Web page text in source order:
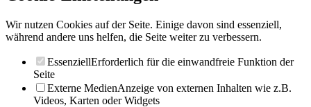
Wir nutzen Cookies auf der Seite. Einige davon sind essenziell,
während andere uns helfen, die Seite weiter zu verbessern.
EssenziellErforderlich für die einwandfreie Funktion der
Seite
Externe MedienAnzeige von externen Inhalten wie z.B.
Videos, Karten oder Widgets